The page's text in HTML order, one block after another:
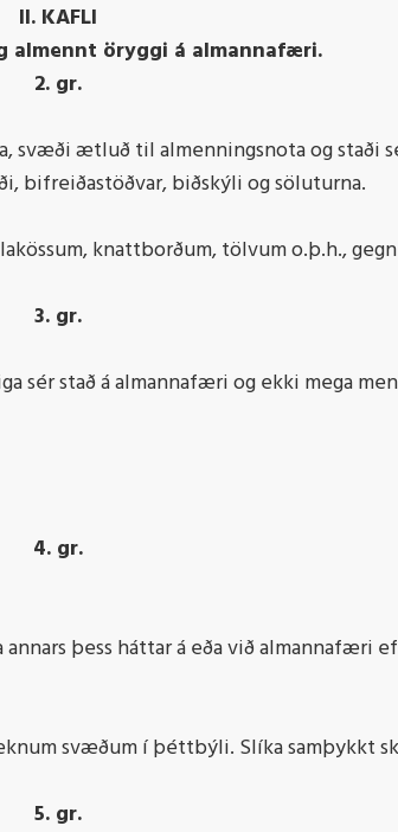
II. KAFLI
almennt öryggi á almannafæri.
2. gr.
svæði ætluð til almenningsnota og staði
bifreiðastöðvar, biðskýli og söluturna.
knattborðum, tölvum o.þ.h.,
3. gr.
sér stað á almannafæri og ekki mega
4. gr.
þess háttar á eða við almannafæri
svæðum í þéttbýli. Slíka samþykkt
5. gr.